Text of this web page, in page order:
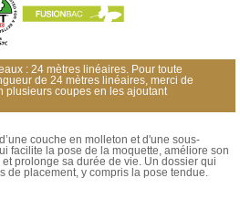
: 24 mètres linéaires. Pour toute
de 24 mètres linéaires, merci de
plusieurs coupes en les ajoutant
couche en molleton et d'une sous-
facilite la pose de la moquette, améliore son
prolonge sa durée de vie. Un dossier qui
de placement, y compris la pose tendue.